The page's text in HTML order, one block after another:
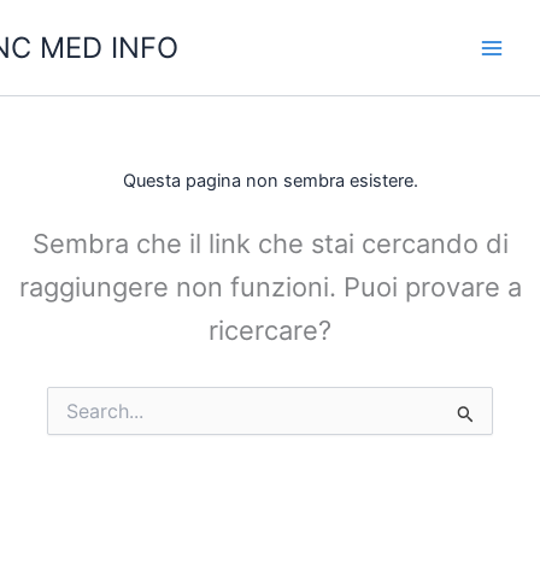
al
MED INFO
Questa pagina non sembra esistere.
Sembra che il link che stai cercando di
raggiungere non funzioni. Puoi provare a
ricercare?
Cerca: